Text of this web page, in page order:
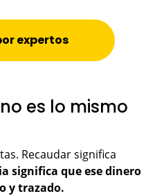
expertos
es lo mismo
Recaudar significa
significa que ese dinero
y trazado.